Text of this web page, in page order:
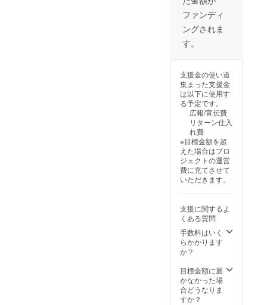
より出
荷時期
が遅れ
ます。
ファンディ
ングされま
す。
支援金の使い道
集まった支援金
は以下に使用す
る予定です。
広報/宣伝費
リターン仕入
れ費
※目標金額を超
えた場合はプロ
ジェクトの運営
費に充てさせて
いただきます。
支援に関するよ
くある質問
手数料はいく
らかかります
か？
目標金額に届
かなかった場
合どうなりま
すか？